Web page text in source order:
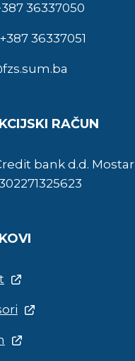
36337050
36337051
RAČUN
bank d.d. Mostar